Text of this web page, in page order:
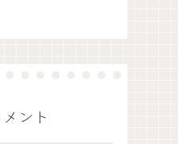
ント